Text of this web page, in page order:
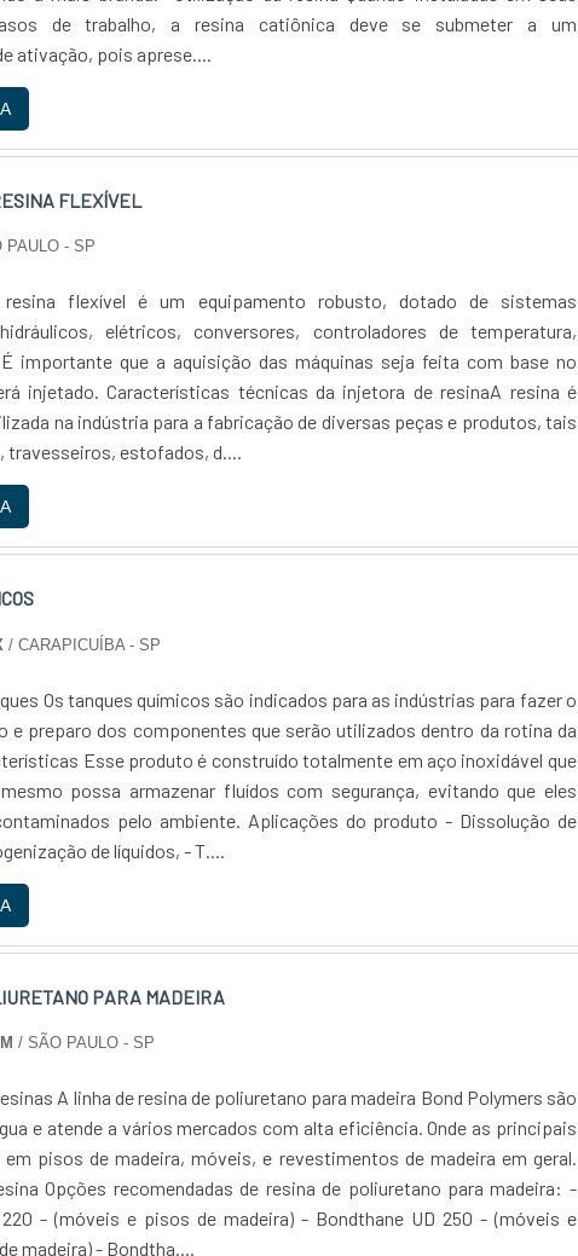
A companhia conta com processos muito bem estruturados e
sustentáveis aos seus clientes. Para obter mais informações a
de trabalho, a resina catiônica deve se submeter a um
ativação, pois aprese....
FLEXÍVEL
- SP
flexível é um equipamento robusto, dotado de sistemas
elétricos, conversores, controladores de temperatura,
importante que a aquisição das máquinas seja feita com base no
injetado. Características técnicas da injetora de resinaA resina é
na indústria para a fabricação de diversas peças e produtos, tais
travesseiros, estofados, d....
/ CARAPICUÍBA - SP
Os tanques químicos são indicados para as indústrias para fazer o
e preparo dos componentes que serão utilizados dentro da rotina da
Esse produto é construído totalmente em aço inoxidável que
possa armazenar fluídos com segurança, evitando que eles
pelo ambiente. Aplicações do produto - Dissolução de
de líquidos, - T....
PARA MADEIRA
/ SÃO PAULO - SP
A linha de resina de poliuretano para madeira Bond Polymers são
e atende a vários mercados com alta eficiência. Onde as principais
pisos de madeira, móveis, e revestimentos de madeira em geral.
Opções recomendadas de resina de poliuretano para madeira: -
220 - (móveis e pisos de madeira) - Bondthane UD 250 - (móveis e
madeira) - Bondtha....